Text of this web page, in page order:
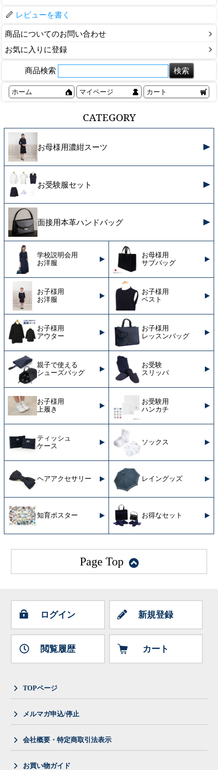
レビューを書く
商品についてのお問い合わせ
お気に入りに登録
商品検索
ホーム マイページ カート
CATEGORY
お母様用濃紺スーツ
お受験服セット
面接用本革ハンドバッグ
学校説明会用
お洋服
お母様用
サブバッグ
お子様用
お洋服
お子様用
ベスト
お子様用
アウター
お子様用
レッスンバッグ
親子で使える
シューズバッグ
お受験
スリッパ
お子様用
上履き
お受験用
ハンカチ
ティッシュ
ケース
ソックス
ヘアアクセサリー レイングッズ
知育ポスター お得なセット
Page Top
ログイン 新規登録
閲覧履歴 カート
TOPページ
メルマガ申込/停止
会社概要・特定商取引法表示
お買い物ガイド